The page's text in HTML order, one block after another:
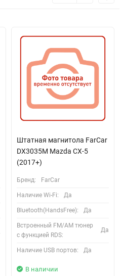
Штатная магнитола FarCar
DX3035M Mazda CX-5
(2017+)
Бренд: FarCar
Наличие Wi-Fi: Да
Bluetooth(HandsFree): Да
Встроенный FM/AM тюнер
с функцией RDS:
Да
Наличие USB портов: Да
В наличии